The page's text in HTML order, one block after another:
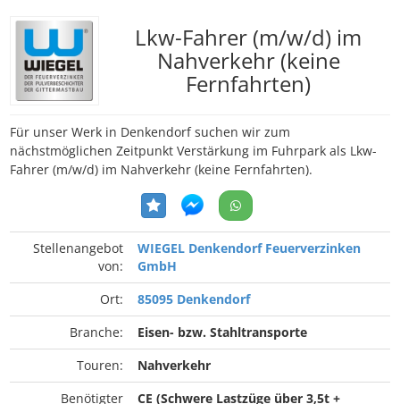
Lkw-Fahrer (m/w/d) im
Nahverkehr (keine
Fernfahrten)
Für unser Werk in Denkendorf suchen wir zum
nächstmöglichen Zeitpunkt Verstärkung im Fuhrpark als Lkw-
Fahrer (m/w/d) im Nahverkehr (keine Fernfahrten).
Stellenangebot
von:
WIEGEL Denkendorf Feuerverzinken
GmbH
Ort:
85095 Denkendorf
Branche:
Eisen- bzw. Stahltransporte
Touren:
Nahverkehr
Benötigter
CE (Schwere Lastzüge über 3,5t +